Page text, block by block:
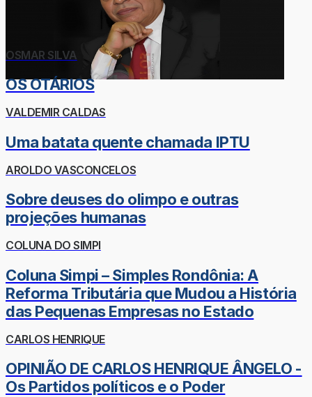
OSMAR SILVA
OS OTÁRIOS
VALDEMIR CALDAS
Uma batata quente chamada IPTU
AROLDO VASCONCELOS
Sobre deuses do olimpo e outras
projeções humanas
COLUNA DO SIMPI
Coluna Simpi – Simples Rondônia: A
Reforma Tributária que Mudou a História
das Pequenas Empresas no Estado
CARLOS HENRIQUE
OPINIÃO DE CARLOS HENRIQUE ÂNGELO -
Os Partidos políticos e o Poder